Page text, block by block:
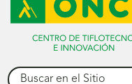
Buscar